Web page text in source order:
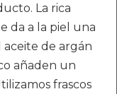
La rica
da a la piel una
aceite de argán
añaden un
frascos